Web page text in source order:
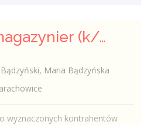
Kierowca-magazynier (k/m)
Maria Bądzyńska
wyznaczonych kontrahentów